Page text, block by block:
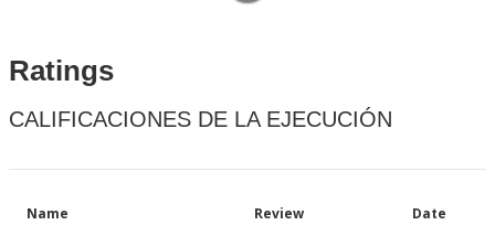
Ratings
CALIFICACIONES DE LA EJECUCIÓN
Name Review Date